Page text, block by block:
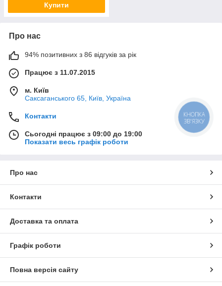
Купити
Про нас
94% позитивних з 86 відгуків за рік
Працює з 11.07.2015
м. Київ
Саксаганського 65, Київ, Україна
Контакти
Сьогодні працює з 09:00 до 19:00
Показати весь графік роботи
Про нас
Контакти
Доставка та оплата
Графік роботи
Повна версія сайту
КНОПКА
ЗВ'ЯЗКУ